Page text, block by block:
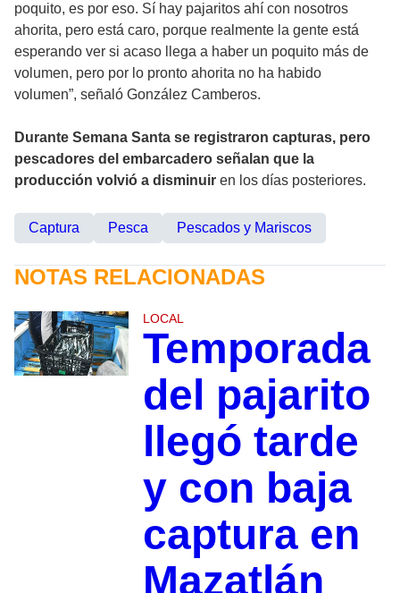
poquito, es por eso. Sí hay pajaritos ahí con nosotros
ahorita, pero está caro, porque realmente la gente está
esperando ver si acaso llega a haber un poquito más de
volumen, pero por lo pronto ahorita no ha habido
volumen”, señaló González Camberos.
Durante Semana Santa se registraron capturas, pero
pescadores del embarcadero señalan que la
producción volvió a disminuir en los días posteriores.
Captura Pesca Pescados y Mariscos
NOTAS RELACIONADAS
LOCAL
Temporada
del pajarito
llegó tarde
y con baja
captura en
Mazatlán